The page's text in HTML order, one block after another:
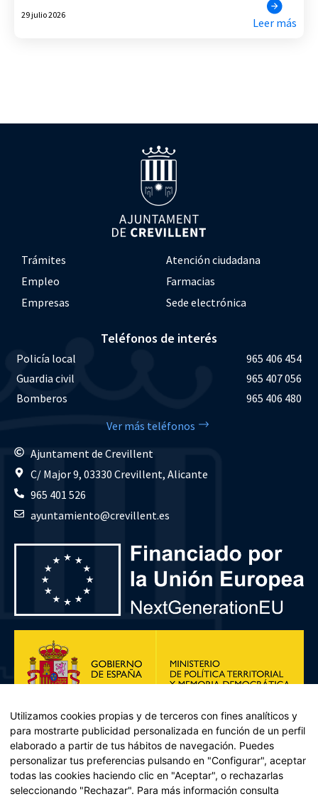
29 julio 2026
Leer más
Trámites
Atención ciudadana
Empleo
Farmacias
Empresas
Sede electrónica
Teléfonos de interés
Policía local
965 406 454
Guardia civil
965 407 056
Bomberos
965 406 480
Ver más teléfonos
Ajuntament de Crevillent
C/ Major 9, 03330 Crevillent, Alicante
965 401 526
ayuntamiento@crevillent.es
Utilizamos cookies propias y de terceros con fines analíticos y
para mostrarte publicidad personalizada en función de un perfil
elaborado a partir de tus hábitos de navegación. Puedes
personalizar tus preferencias pulsando en "Configurar", aceptar
todas las cookies haciendo clic en "Aceptar", o rechazarlas
seleccionando "Rechazar". Para más información consulta